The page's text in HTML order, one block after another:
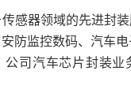
感器领域的先进封
防监控数码、汽车
公司汽车芯片封装业